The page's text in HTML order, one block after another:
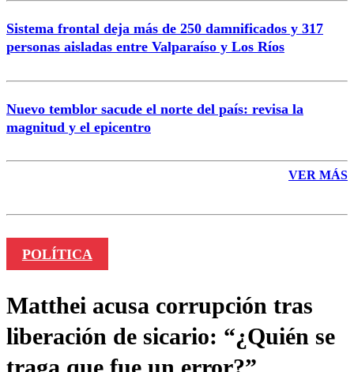
Sistema frontal deja más de 250 damnificados y 317
personas aisladas entre Valparaíso y Los Ríos
Nuevo temblor sacude el norte del país: revisa la
magnitud y el epicentro
VER MÁS
POLÍTICA
Matthei acusa corrupción tras
liberación de sicario: “¿Quién se
traga que fue un error?”